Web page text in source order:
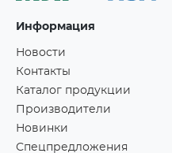
Информация
Новости
Контакты
Каталог продукции
Производители
Новинки
Спецпредложения